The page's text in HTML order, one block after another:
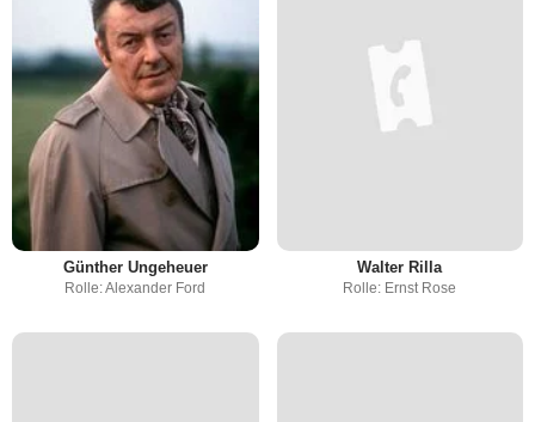
Günther Ungeheuer
Rolle: Alexander Ford
Walter Rilla
Rolle: Ernst Rose